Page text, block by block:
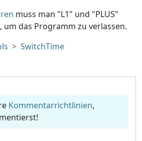
muss man "L1" und "PLUS"
das Programm zu verlassen.
SwitchTime
Kommentarrichtlinien,